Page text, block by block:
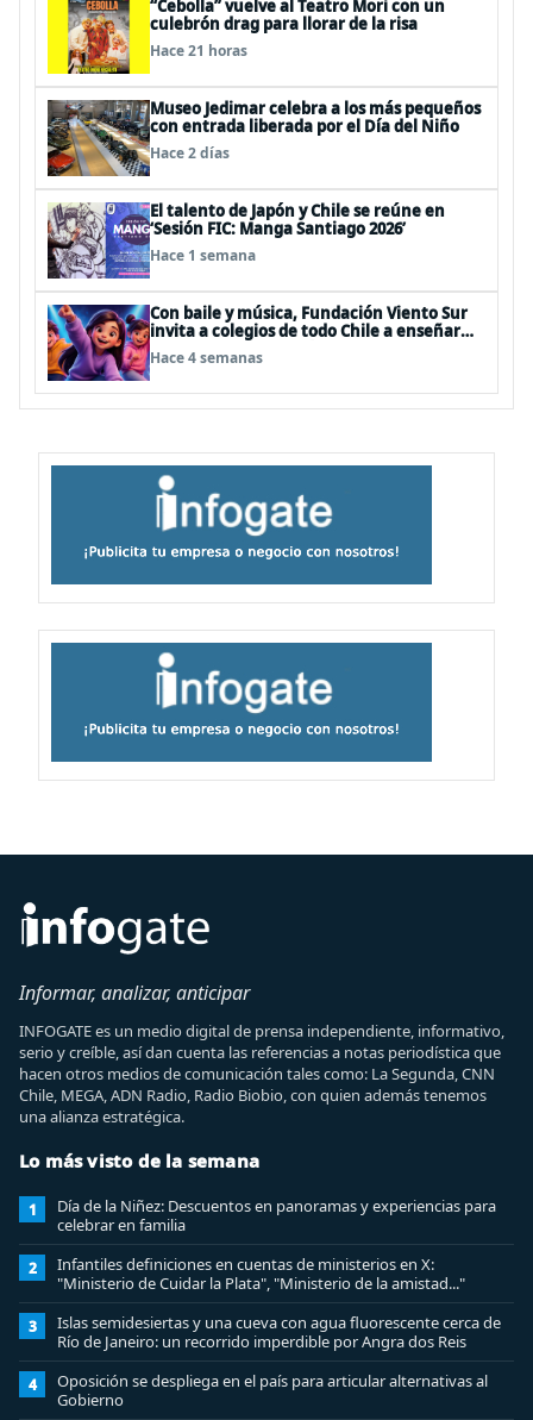
“Cebolla” vuelve al Teatro Mori con un
culebrón drag para llorar de la risa
Hace 21 horas
Museo Jedimar celebra a los más pequeños
con entrada liberada por el Día del Niño
Hace 2 días
El talento de Japón y Chile se reúne en
‘Sesión FIC: Manga Santiago 2026’
Hace 1 semana
Con baile y música, Fundación Viento Sur
invita a colegios de todo Chile a enseñar
autocuidado a los más pequeños
Hace 4 semanas
Informar, analizar, anticipar
INFOGATE es un medio digital de prensa independiente, informativo,
serio y creíble, así dan cuenta las referencias a notas periodística que
hacen otros medios de comunicación tales como: La Segunda, CNN
Chile, MEGA, ADN Radio, Radio Biobio, con quien además tenemos
una alianza estratégica.
Lo más visto de la semana
1
Día de la Niñez: Descuentos en panoramas y experiencias para
celebrar en familia
2
Infantiles definiciones en cuentas de ministerios en X:
"Ministerio de Cuidar la Plata", "Ministerio de la amistad..."
3
Islas semidesiertas y una cueva con agua fluorescente cerca de
Río de Janeiro: un recorrido imperdible por Angra dos Reis
4
Oposición se despliega en el país para articular alternativas al
Gobierno